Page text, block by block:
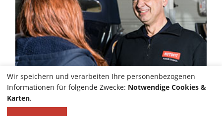
Wir speichern und verarbeiten Ihre personenbezogenen
Informationen für folgende Zwecke: Notwendige Cookies &
Karten.